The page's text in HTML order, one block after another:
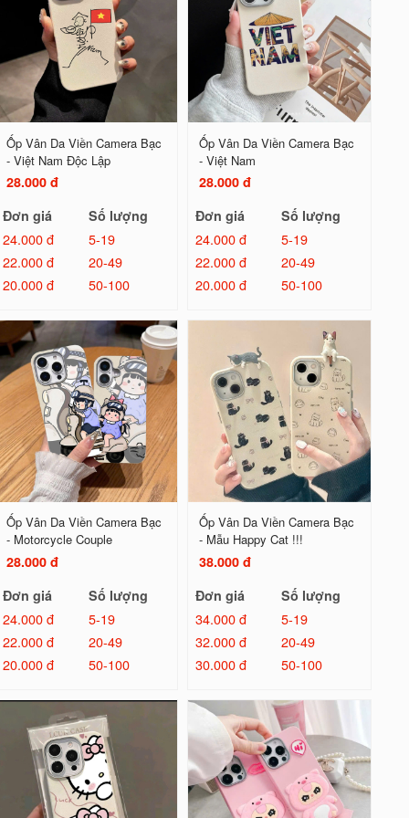
Ốp Vân Da Viền Camera Bạc
- Việt Nam Độc Lập
28.000 đ
Đơn giá
Số lượng
24.000 đ
5-19
22.000 đ
20-49
20.000 đ
50-100
Ốp Vân Da Viền Camera Bạc
- Việt Nam
28.000 đ
Đơn giá
Số lượng
24.000 đ
5-19
22.000 đ
20-49
20.000 đ
50-100
Ốp Vân Da Viền Camera Bạc
- Motorcycle Couple
28.000 đ
Đơn giá
Số lượng
24.000 đ
5-19
22.000 đ
20-49
20.000 đ
50-100
Ốp Vân Da Viền Camera Bạc
- Mẫu Happy Cat !!!
38.000 đ
Đơn giá
Số lượng
34.000 đ
5-19
32.000 đ
20-49
30.000 đ
50-100